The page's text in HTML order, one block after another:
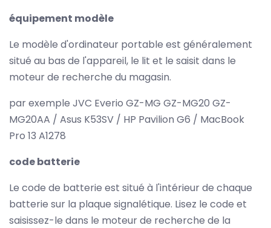
équipement modèle
Le modèle d'ordinateur portable est généralement
situé au bas de l'appareil, le lit et le saisit dans le
moteur de recherche du magasin.
par exemple JVC Everio GZ-MG GZ-MG20 GZ-
MG20AA / Asus K53SV / HP Pavilion G6 / MacBook
Pro 13 A1278
code batterie
Le code de batterie est situé à l'intérieur de chaque
batterie sur la plaque signalétique. Lisez le code et
saisissez-le dans le moteur de recherche de la